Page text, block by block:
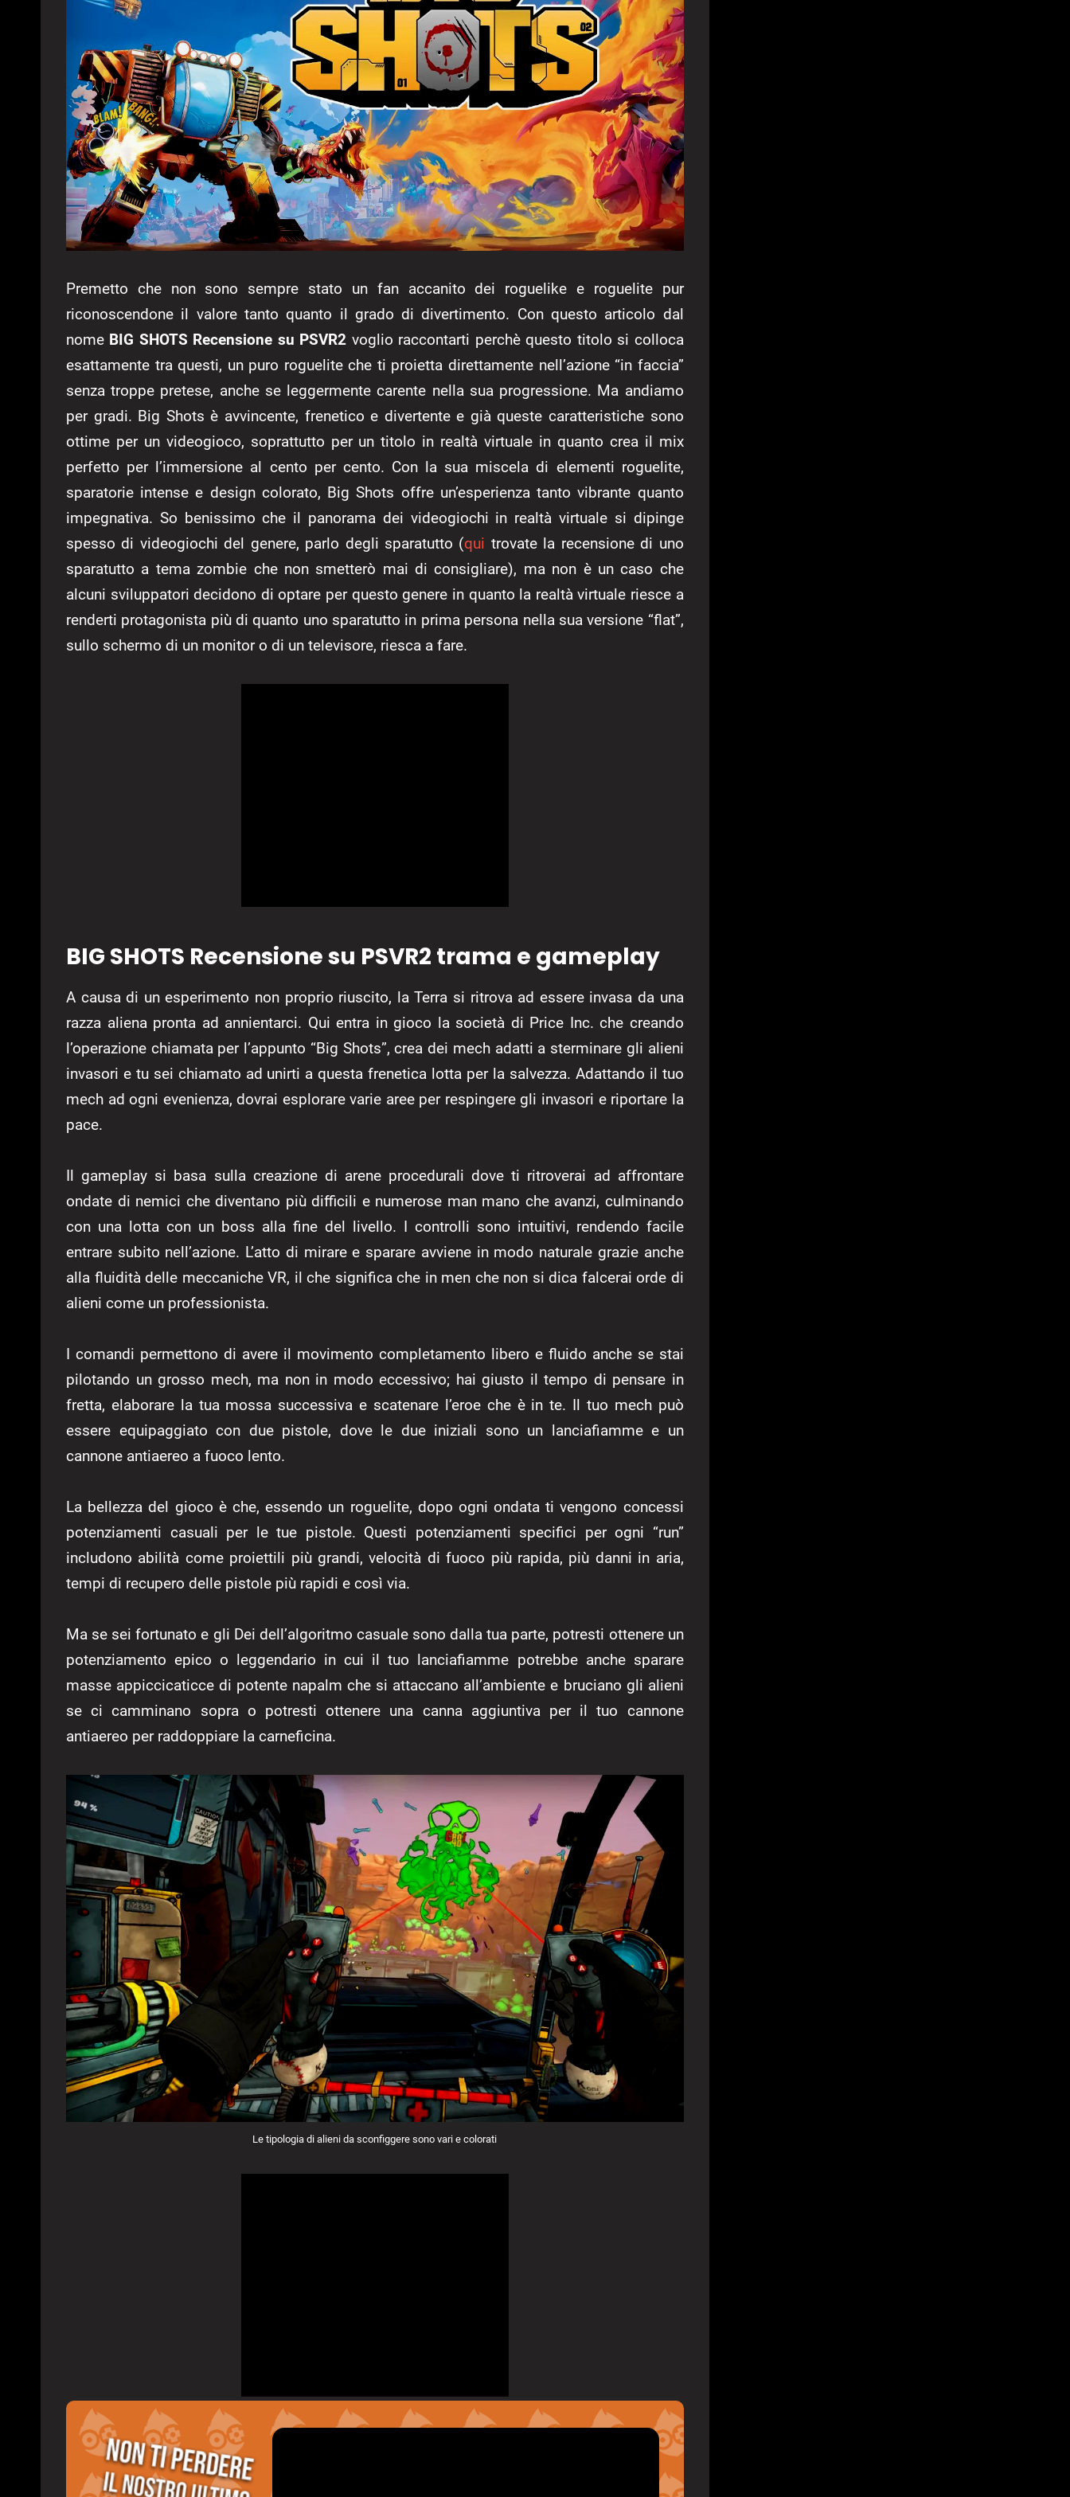
Premetto che non sono sempre stato un fan accanito dei roguelike e roguelite pur
riconoscendone il valore tanto quanto il grado di divertimento. Con questo articolo dal
nome BIG SHOTS Recensione su PSVR2 voglio raccontarti perchè questo titolo si colloca
esattamente tra questi, un puro roguelite che ti proietta direttamente nell’azione “in faccia”
senza troppe pretese, anche se leggermente carente nella sua progressione. Ma andiamo
per gradi. Big Shots è avvincente, frenetico e divertente e già queste caratteristiche sono
ottime per un videogioco, soprattutto per un titolo in realtà virtuale in quanto crea il mix
perfetto per l’immersione al cento per cento. Con la sua miscela di elementi roguelite,
sparatorie intense e design colorato, Big Shots offre un’esperienza tanto vibrante quanto
impegnativa. So benissimo che il panorama dei videogiochi in realtà virtuale si dipinge
spesso di videogiochi del genere, parlo degli sparatutto (qui trovate la recensione di uno
sparatutto a tema zombie che non smetterò mai di consigliare), ma non è un caso che
alcuni sviluppatori decidono di optare per questo genere in quanto la realtà virtuale riesce a
renderti protagonista più di quanto uno sparatutto in prima persona nella sua versione “flat”,
sullo schermo di un monitor o di un televisore, riesca a fare.
BIG SHOTS Recensione su PSVR2 trama e gameplay
A causa di un esperimento non proprio riuscito, la Terra si ritrova ad essere invasa da una
razza aliena pronta ad annientarci. Qui entra in gioco la società di Price Inc. che creando
l’operazione chiamata per l’appunto “Big Shots”, crea dei mech adatti a sterminare gli alieni
invasori e tu sei chiamato ad unirti a questa frenetica lotta per la salvezza. Adattando il tuo
mech ad ogni evenienza, dovrai esplorare varie aree per respingere gli invasori e riportare la
pace.
Il gameplay si basa sulla creazione di arene procedurali dove ti ritroverai ad affrontare
ondate di nemici che diventano più difficili e numerose man mano che avanzi, culminando
con una lotta con un boss alla fine del livello. I controlli sono intuitivi, rendendo facile
entrare subito nell’azione. L’atto di mirare e sparare avviene in modo naturale grazie anche
alla fluidità delle meccaniche VR, il che significa che in men che non si dica falcerai orde di
alieni come un professionista.
I comandi permettono di avere il movimento completamento libero e fluido anche se stai
pilotando un grosso mech, ma non in modo eccessivo; hai giusto il tempo di pensare in
fretta, elaborare la tua mossa successiva e scatenare l’eroe che è in te. Il tuo mech può
essere equipaggiato con due pistole, dove le due iniziali sono un lanciafiamme e un
cannone antiaereo a fuoco lento.
La bellezza del gioco è che, essendo un roguelite, dopo ogni ondata ti vengono concessi
potenziamenti casuali per le tue pistole. Questi potenziamenti specifici per ogni “run”
includono abilità come proiettili più grandi, velocità di fuoco più rapida, più danni in aria,
tempi di recupero delle pistole più rapidi e così via.
Ma se sei fortunato e gli Dei dell’algoritmo casuale sono dalla tua parte, potresti ottenere un
potenziamento epico o leggendario in cui il tuo lanciafiamme potrebbe anche sparare
masse appiccicaticce di potente napalm che si attaccano all’ambiente e bruciano gli alieni
se ci camminano sopra o potresti ottenere una canna aggiuntiva per il tuo cannone
antiaereo per raddoppiare la carneficina.
Le tipologia di alieni da sconfiggere sono vari e colorati